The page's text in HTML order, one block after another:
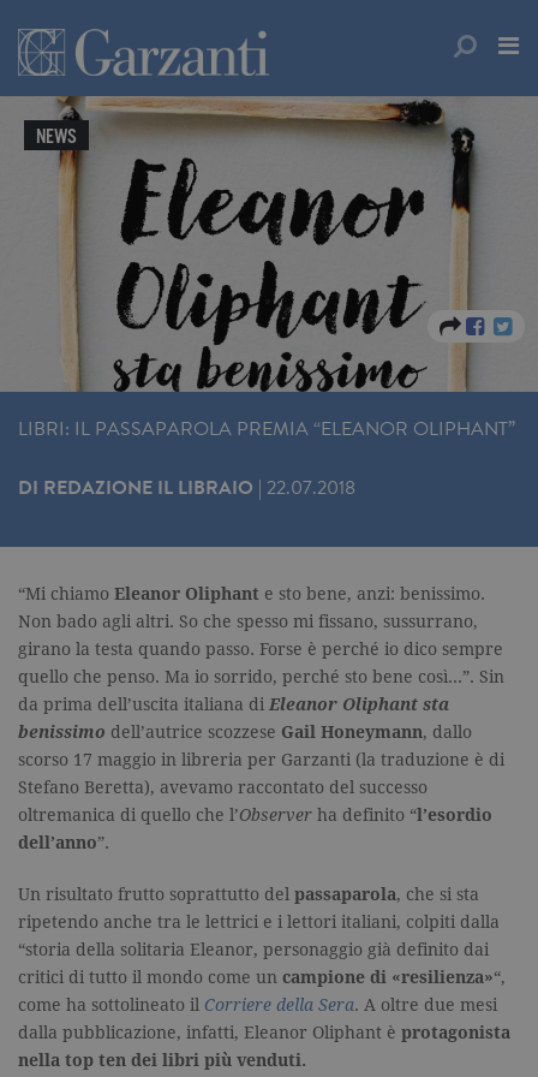
NEWS
LIBRI: IL PASSAPAROLA PREMIA “ELEANOR OLIPHANT”
DI REDAZIONE IL LIBRAIO | 22.07.2018
“Mi chiamo Eleanor Oliphant e sto bene, anzi: benissimo.
Non bado agli altri. So che spesso mi fissano, sussurrano,
girano la testa quando passo. Forse è perché io dico sempre
quello che penso. Ma io sorrido, perché sto bene così…”. Sin
da prima dell’uscita italiana di Eleanor Oliphant sta
benissimo dell’autrice scozzese Gail Honeymann, dallo
scorso 17 maggio in libreria per Garzanti (la traduzione è di
Stefano Beretta), avevamo raccontato del successo
oltremanica di quello che l’Observer ha definito “l’esordio
dell’anno”.
Un risultato frutto soprattutto del passaparola, che si sta
ripetendo anche tra le lettrici e i lettori italiani, colpiti dalla
“storia della solitaria Eleanor, personaggio già definito dai
critici di tutto il mondo come un campione di «resilienza»“,
come ha sottolineato il Corriere della Sera. A oltre due mesi
dalla pubblicazione, infatti, Eleanor Oliphant è protagonista
nella top ten dei libri più venduti.